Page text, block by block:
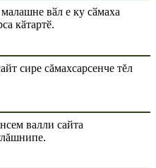
вӑл е ку сӑмаха
кӑтартӗ.
сире сăмахсарсенче тĕл
валли сайта